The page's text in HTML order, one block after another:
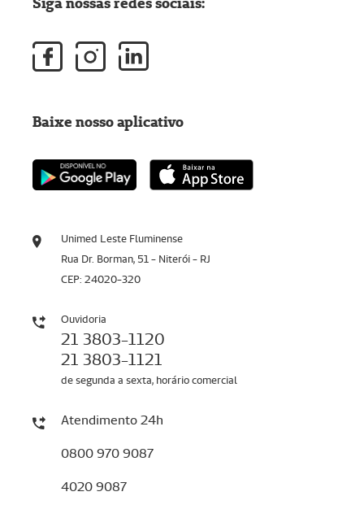
Unimed Leste Fluminense
Rua Dr. Borman, 51 - Niterói - RJ
CEP: 24020-320
Ouvidoria
21 3803-1120
21 3803-1121
de segunda a sexta, horário comercial
Atendimento 24h
0800 970 9087
4020 9087
Baixe nosso aplicativo